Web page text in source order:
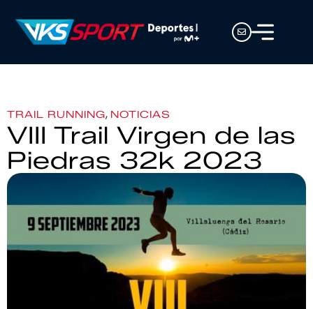
TRAIL RUNNING, NOTICIAS
VIII Trail Virgen de las
Piedras 32k 2023